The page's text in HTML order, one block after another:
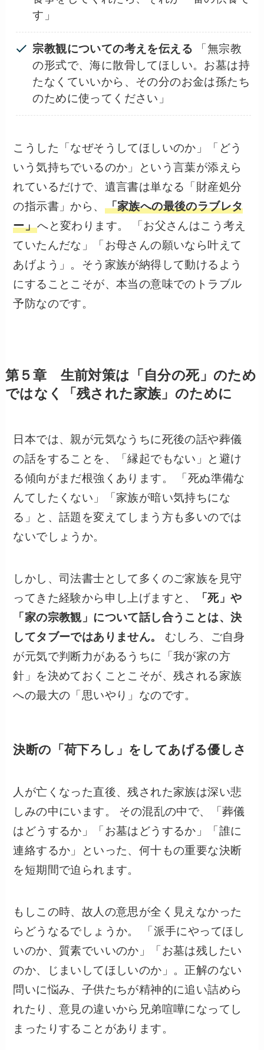
す」
宗教観についての考えを伝える 「無宗教
の形式で、海に散骨してほしい。お墓は持
たなくていいから、その分のお金は孫たち
のために使ってください」
こうした「なぜそうしてほしいのか」「どう
いう気持ちでいるのか」という言葉が添えら
れているだけで、遺言書は単なる「財産処分
の指示書」から、 「家族への最後のラブレタ
ー」へと変わります。 「お父さんはこう考え
ていたんだな」「お母さんの願いなら叶えて
あげよう」。そう家族が納得して動けるよう
にすることこそが、本当の意味でのトラブル
予防なのです。
第５章 生前対策は「自分の死」のため
ではなく「残された家族」のために
日本では、親が元気なうちに死後の話や葬儀
の話をすることを、「縁起でもない」と避け
る傾向がまだ根強くあります。 「死ぬ準備な
んてしたくない」「家族が暗い気持ちにな
る」と、話題を変えてしまう方も多いのでは
ないでしょうか。
しかし、司法書士として多くのご家族を見守
ってきた経験から申し上げますと、
「死」や
「家の宗教観」について話し合うことは、決
してタブーではありません。
むしろ、ご自身
が元気で判断力があるうちに「我が家の方
針」を決めておくことこそが、残される家族
への最大の「思いやり」なのです。
決断の「荷下ろし」をしてあげる優しさ
人が亡くなった直後、残された家族は深い悲
しみの中にいます。 その混乱の中で、「葬儀
はどうするか」「お墓はどうするか」「誰に
連絡するか」といった、何十もの重要な決断
を短期間で迫られます。
もしこの時、故人の意思が全く見えなかった
らどうなるでしょうか。 「派手にやってほし
いのか、質素でいいのか」「お墓は残したい
のか、じまいしてほしいのか」。正解のない
問いに悩み、子供たちが精神的に追い詰めら
れたり、意見の違いから兄弟喧嘩になってし
まったりすることがあります。